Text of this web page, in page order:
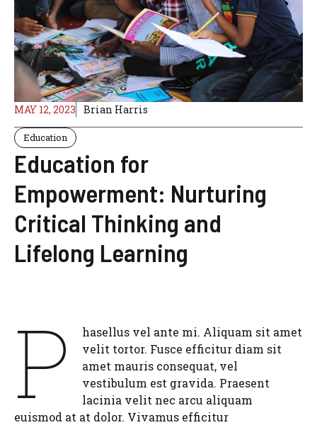
MAY 12, 2023 Brian Harris
Education
Education for
Empowerment: Nurturing
Critical Thinking and
Lifelong Learning
P
hasellus vel ante mi. Aliquam sit amet
velit tortor. Fusce efficitur diam sit
amet mauris consequat, vel
vestibulum est gravida. Praesent
lacinia velit nec arcu aliquam
euismod at at dolor. Vivamus efficitur